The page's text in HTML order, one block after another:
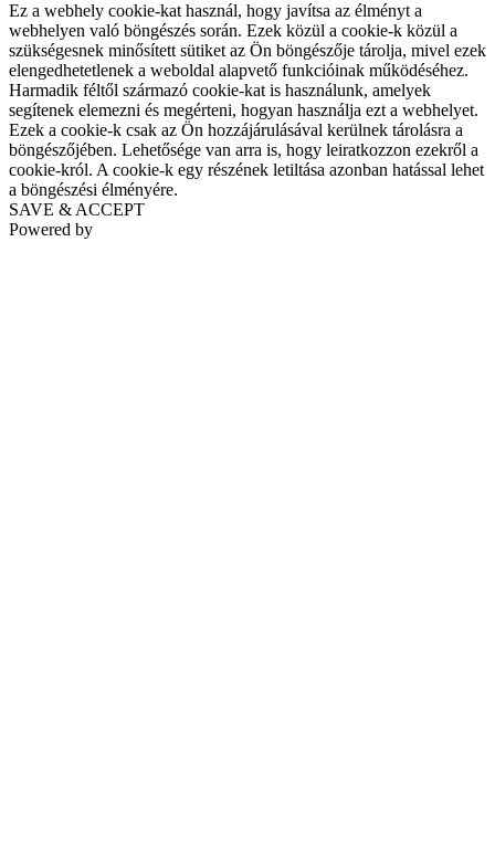
Ez a webhely cookie-kat használ, hogy javítsa az élményt a
webhelyen való böngészés során. Ezek közül a cookie-k közül a
szükségesnek minősített sütiket az Ön böngészője tárolja, mivel ezek
elengedhetetlenek a weboldal alapvető funkcióinak működéséhez.
Harmadik féltől származó cookie-kat is használunk, amelyek
segítenek elemezni és megérteni, hogyan használja ezt a webhelyet.
Ezek a cookie-k csak az Ön hozzájárulásával kerülnek tárolásra a
böngészőjében. Lehetősége van arra is, hogy leiratkozzon ezekről a
cookie-król. A cookie-k egy részének letiltása azonban hatással lehet
a böngészési élményére.
SAVE & ACCEPT
Powered by